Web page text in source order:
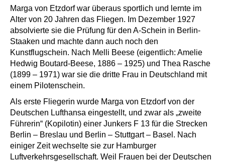
Marga von Etzdorf war überaus sportlich und lernte im
Alter von 20 Jahren das Fliegen. Im Dezember 1927
absolvierte sie die Prüfung für den A-Schein in Berlin-
Staaken und machte dann auch noch den
Kunstflugschein. Nach Melli Beese (eigentlich: Amelie
Hedwig Boutard-Beese, 1886 – 1925) und Thea Rasche
(1899 – 1971) war sie die dritte Frau in Deutschland mit
einem Pilotenschein.
Als erste Fliegerin wurde Marga von Etzdorf von der
Deutschen Lufthansa eingestellt, und zwar als „zweite
Führerin“ (Kopilotin) einer Junkers F 13 für die Strecken
Berlin – Breslau und Berlin – Stuttgart – Basel. Nach
einiger Zeit wechselte sie zur Hamburger
Luftverkehrsgesellschaft. Weil Frauen bei der Deutschen